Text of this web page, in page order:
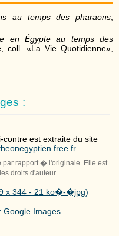
au temps des pharaons
en Égypte au temps des
coll. «La Vie Quotidienne»,
:
contre est extraite du site
par rapport � l'originale. Elle est
droits d'auteur.
x 344 - 21 ko�-�jpg)
Google Images